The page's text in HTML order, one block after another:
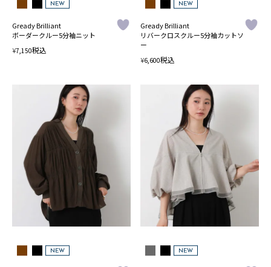
NEW
Gready Brilliant
ボーダークルー5分袖ニット
¥7,150税込
NEW
Gready Brilliant
リバークロスクルー5分袖カットソ
ー
¥6,600税込
NEW NEW